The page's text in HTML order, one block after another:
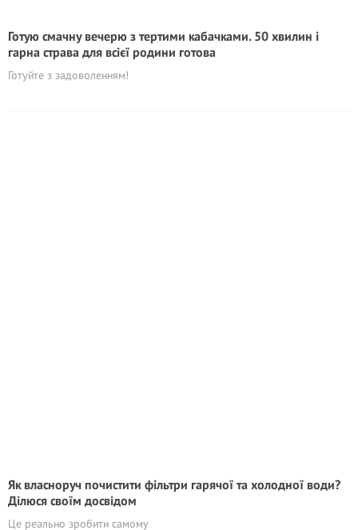
Готую смачну вечерю з тертими кабачками. 50 хвилин і
гарна страва для всієї родини готова
Готуйте з задоволенням!
Як власноруч почистити фільтри гарячої та холодної води?
Ділюся своїм досвідом
Це реально зробити самому